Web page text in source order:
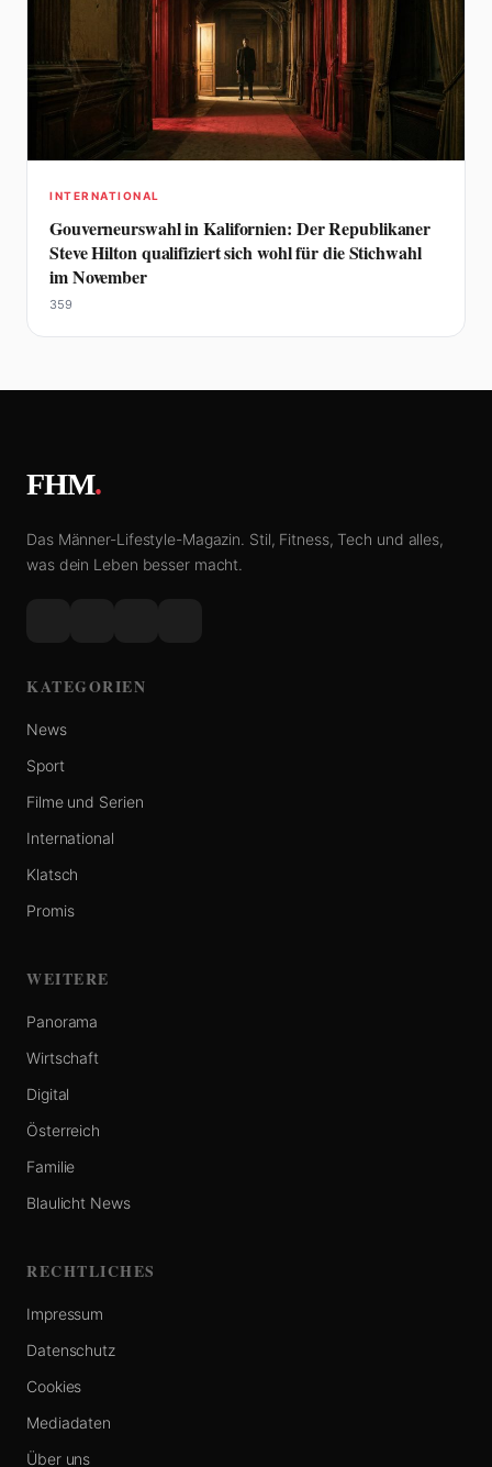
INTERNATIONAL
Gouverneurswahl in Kalifornien: Der Republikaner
Steve Hilton qualifiziert sich wohl für die Stichwahl
im November
359
FHM.
Das Männer-Lifestyle-Magazin. Stil, Fitness, Tech und alles,
was dein Leben besser macht.
KATEGORIEN
News
Sport
Filme und Serien
International
Klatsch
Promis
WEITERE
Panorama
Wirtschaft
Digital
Österreich
Familie
Blaulicht News
RECHTLICHES
Impressum
Datenschutz
Cookies
Mediadaten
Über uns